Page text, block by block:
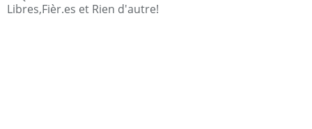
Libres,Fièr.es et Rien d'autre!